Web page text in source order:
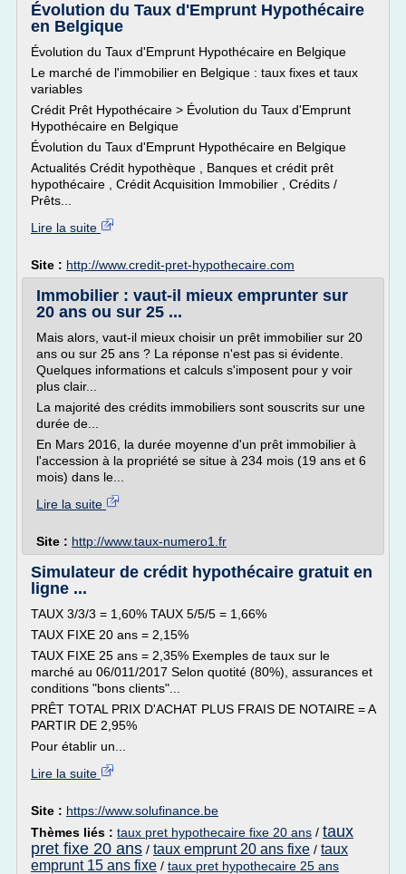
Évolution du Taux d'Emprunt Hypothécaire
en Belgique
Évolution du Taux d'Emprunt Hypothécaire en Belgique
Le marché de l'immobilier en Belgique : taux fixes et taux
variables
Crédit Prêt Hypothécaire > Évolution du Taux d'Emprunt
Hypothécaire en Belgique
Évolution du Taux d'Emprunt Hypothécaire en Belgique
Actualités Crédit hypothèque , Banques et crédit prêt
hypothécaire , Crédit Acquisition Immobilier , Crédits /
Prêts...
Lire la suite
Site : http://www.credit-pret-hypothecaire.com
Immobilier : vaut-il mieux emprunter sur
20 ans ou sur 25 ...
Mais alors, vaut-il mieux choisir un prêt immobilier sur 20
ans ou sur 25 ans ? La réponse n'est pas si évidente.
Quelques informations et calculs s'imposent pour y voir
plus clair...
La majorité des crédits immobiliers sont souscrits sur une
durée de...
En Mars 2016, la durée moyenne d'un prêt immobilier à
l'accession à la propriété se situe à 234 mois (19 ans et 6
mois) dans le...
Lire la suite
Site : http://www.taux-numero1.fr
Simulateur de crédit hypothécaire gratuit en
ligne ...
TAUX 3/3/3 = 1,60% TAUX 5/5/5 = 1,66%
TAUX FIXE 20 ans = 2,15%
TAUX FIXE 25 ans = 2,35% Exemples de taux sur le
marché au 06/011/2017 Selon quotité (80%), assurances et
conditions "bons clients"...
PRÊT TOTAL PRIX D'ACHAT PLUS FRAIS DE NOTAIRE = A
PARTIR DE 2,95%
Pour établir un...
Lire la suite
Site : https://www.solufinance.be
Thèmes liés : taux pret hypothecaire fixe 20 ans / taux
pret fixe 20 ans / taux emprunt 20 ans fixe / taux
emprunt 15 ans fixe / taux pret hypothecaire 25 ans